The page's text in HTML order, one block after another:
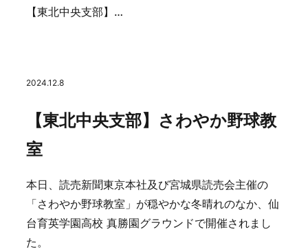
【東北中央支部】さわやか野球教室
2024.12.8
【東北中央支部】さわやか野球教
室
本日、読売新聞東京本社及び宮城県読売会主催の
「さわやか野球教室」が穏やかな冬晴れのなか、仙
台育英学園高校 真勝園グラウンドで開催されまし
た。